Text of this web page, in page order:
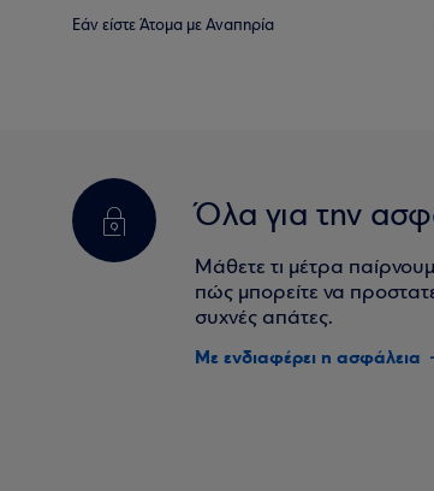
Εάν είστε Άτομα με Αναπηρία
Όλα για την
Μάθετε τι μέτρα
πώς μπορείτε να
συχνές απάτες.
Με ενδιαφέρει η ασφάλεια